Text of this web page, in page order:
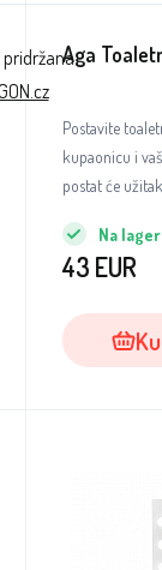
Aga
Postavite
kupaonicu i
postat će
Na
43 EUR